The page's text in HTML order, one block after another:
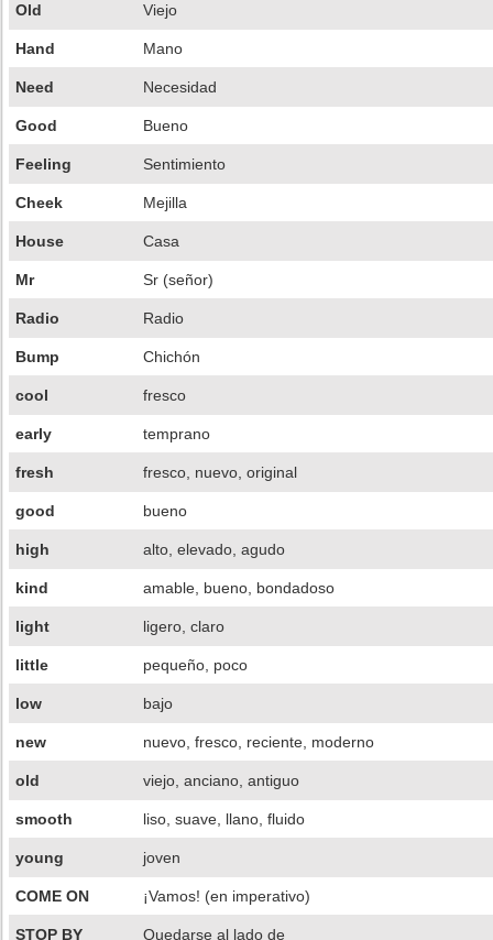
Old Viejo
Hand Mano
Need Necesidad
Good Bueno
Feeling Sentimiento
Cheek Mejilla
House Casa
Mr Sr (señor)
Radio Radio
Bump Chichón
cool fresco
early temprano
fresh fresco, nuevo, original
good bueno
high alto, elevado, agudo
kind amable, bueno, bondadoso
light ligero, claro
little pequeño, poco
low bajo
new nuevo, fresco, reciente, moderno
old viejo, anciano, antiguo
smooth liso, suave, llano, fluido
young joven
COME ON ¡Vamos! (en imperativo)
STOP BY Quedarse al lado de